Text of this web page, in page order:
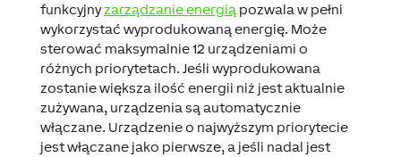
funkcyjnyzarządzanie energią pozwala w pełni
wykorzystać wyprodukowaną energię. Może
sterować maksymalnie 12 urządzeniami o
różnych priorytetach. Jeśli wyprodukowana
zostanie większa ilość energii niż jest aktualnie
zużywana, urządzenia są automatycznie
włączane. Urządzenie o najwyższym priorytecie
jest włączane jako pierwsze, a jeśli nadal jest